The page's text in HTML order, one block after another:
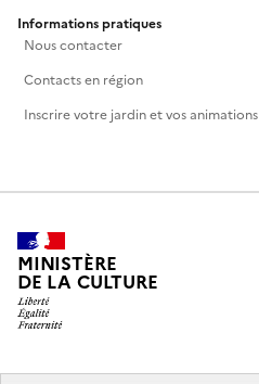
Informations pratiques
Nous contacter
Contacts en région
Inscrire votre jardin et vos animations
MINISTÈRE
DE LA CULTURE